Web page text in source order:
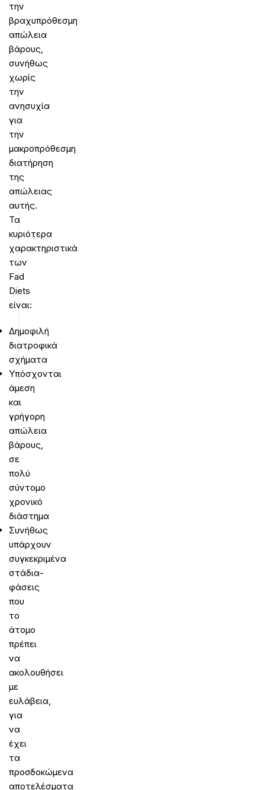
την
βραχυπρόθεσμη
απώλεια
βάρους,
συνήθως
χωρίς
την
ανησυχία
για
την
μακροπρόθεσμη
διατήρηση
της
απώλειας
αυτής.
Τα
κυριότερα
χαρακτηριστικά
των
Fad
Diets
είναι:
Δημοφιλή
διατροφικά
σχήματα
Υπόσχονται
άμεση
και
γρήγορη
απώλεια
βάρους,
σε
πολύ
σύντομο
χρονικό
διάστημα
Συνήθως
υπάρχουν
συγκεκριμένα
στάδια-
φάσεις
που
το
άτομο
πρέπει
να
ακολουθήσει
με
ευλάβεια,
για
να
έχει
τα
προσδοκώμενα
αποτελέσματα